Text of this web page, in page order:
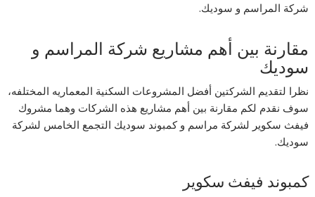
شركة المراسم و سوديك.
مقارنة بين أهم مشاريع شركة المراسم و
سوديك
نظرا لتقديم الشركتين أفضل المشروعات السكنية المعماريه المختلفه،
سوف نقدم لكم مقارنة بين أهم مشاريع هذه الشركات وهما مشروك
فيفث سكوير لشركة مراسم و كمبوند سوديك التجمع الخامس لشركة
سوديك.
كمبوند فيفث سكوير